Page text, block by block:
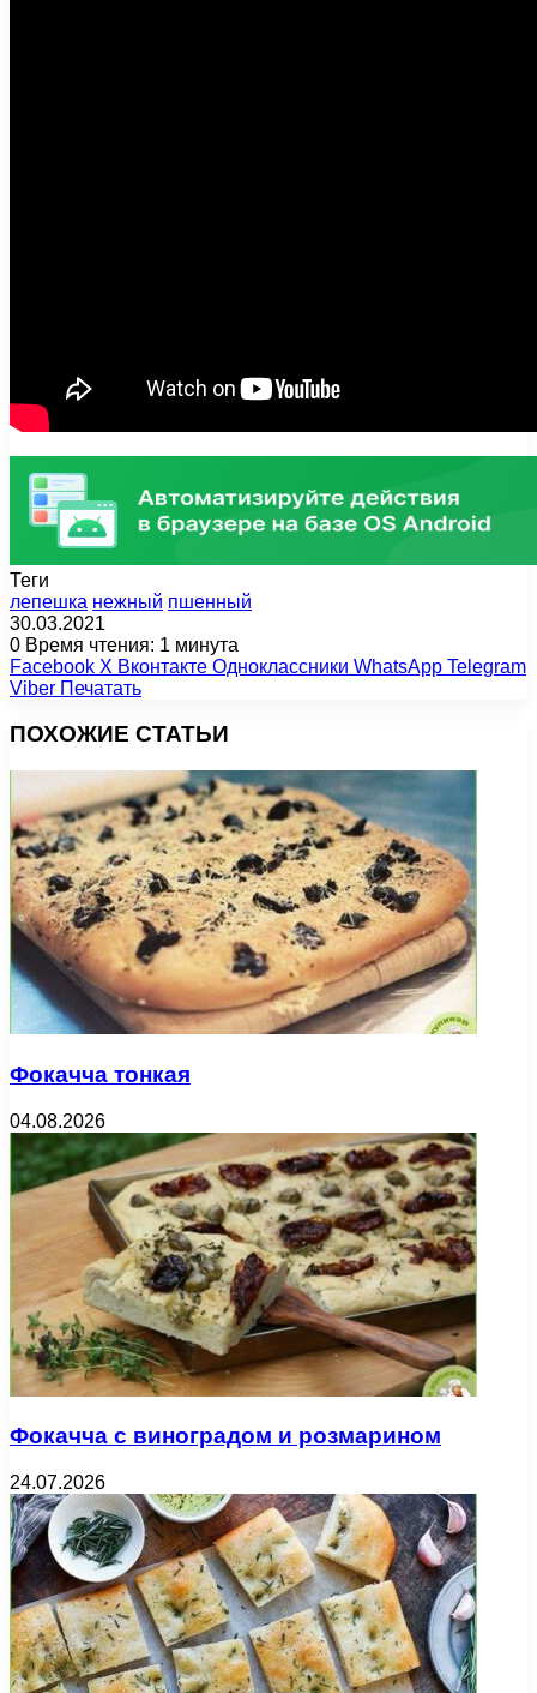
Теги
лепешка нежный пшенный
30.03.2021
0 Время чтения: 1 минута
Facebook X Вконтакте Одноклассники WhatsApp Telegram
Viber Печатать
ПОХОЖИЕ СТАТЬИ
Фокачча тонкая
04.08.2026
Фокачча с виноградом и розмарином
24.07.2026